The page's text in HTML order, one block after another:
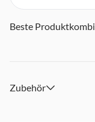
Beste
Zubehör